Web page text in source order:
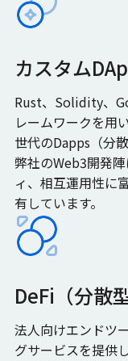
カスタム
Rust、Solidity、
レームワークを用
世代のDapps（分
弊社のWeb3開発
ィ、相互運用性に
有しています。
DeFi（分散
法人向けエンドツ
グサービスを提供